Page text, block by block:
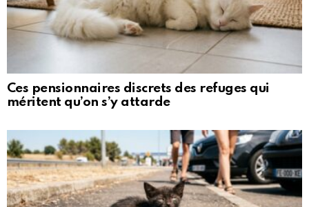
Ces pensionnaires discrets des refuges qui
méritent qu’on s’y attarde